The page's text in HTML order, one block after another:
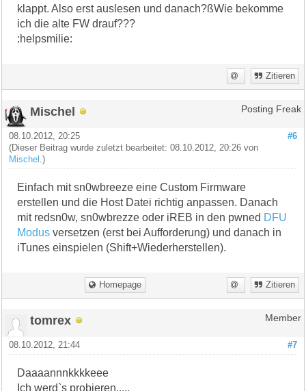
klappt. Also erst auslesen und danach?ßWie bekomme
ich die alte FW drauf???
:helpsmilie:
Zitieren
Mischel Posting Freak
#6
08.10.2012, 20:25
(Dieser Beitrag wurde zuletzt bearbeitet: 08.10.2012, 20:26 von
Mischel .)
Einfach mit sn0wbreeze eine Custom Firmware
erstellen und die Host Datei richtig anpassen. Danach
mit redsn0w, sn0wbrezze oder iREB in den pwned DFU
Modus versetzen (erst bei Aufforderung) und danach in
iTunes einspielen (Shift+Wiederherstellen).
Homepage Zitieren
tomrex Member
#7
08.10.2012, 21:44
Daaaannnkkkkeee
Ich werd`s probieren.....